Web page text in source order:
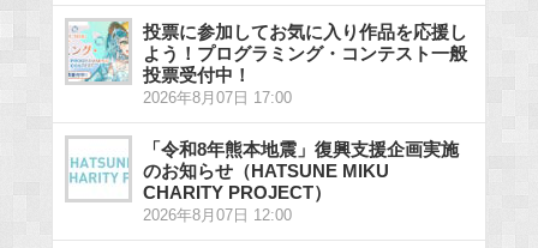
投票に参加してお気に入り作品を応援し
よう！プログラミング・コンテスト一般
投票受付中！
2026年8月07日 17:00
「令和8年熊本地震」復興支援企画実施
のお知らせ（HATSUNE MIKU
CHARITY PROJECT）
2026年8月07日 12:00